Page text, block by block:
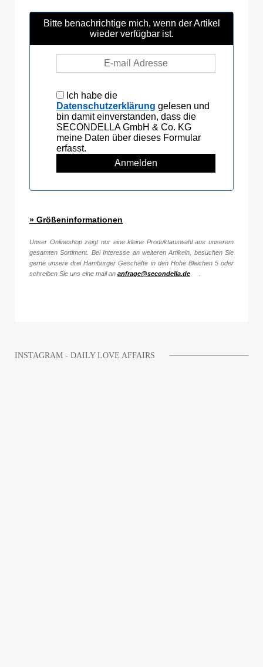
Bitte benachrichtige mich, wenn der Artikel
wieder verfügbar ist.
Ich habe die
Datenschutzerklärung gelesen und
bin damit einverstanden, dass die
SECONDELLA GmbH & Co. KG
meine Daten über dieses Formular
erfasst.
» Größeninformationen
Unser Onlineshop zeigt nur eine kleine Produktauswahl aus unserem
gesamten Sortiment. Bei Interesse an weiteren Artikeln, besuchen Sie
gerne unsere drei Hamburger Geschäfte in den Hohe Bleichen 5 oder
schreiben Sie uns eine mail an anfrage@secondella.de
INSTAGRAM - DAILY LOVE AFFAIRS